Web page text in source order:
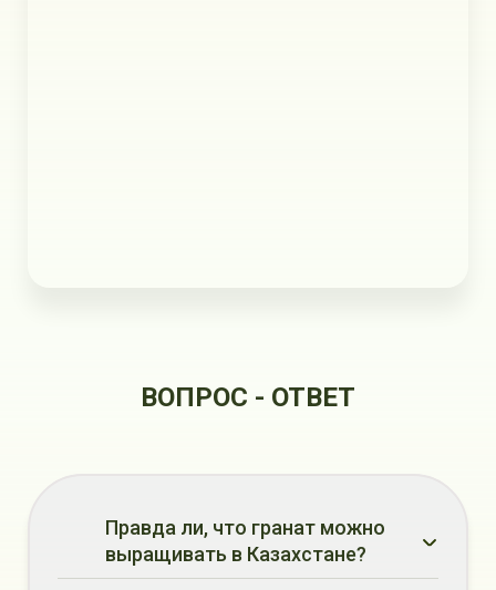
ВОПРОС - ОТВЕТ
Правда ли, что гранат можно
выращивать в Казахстане?